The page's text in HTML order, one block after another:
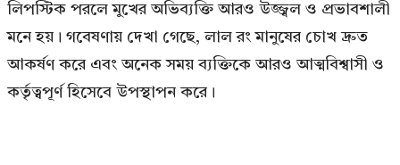
লিপস্টিক পরলে মুখের অভিব্যক্তি আরও উজ্জ্বল ও প্রভাবশালী
মনে হয়। গবেষণায় দেখা গেছে, লাল রং মানুষের চোখ দ্রুত
আকর্ষণ করে এবং অনেক সময় ব্যক্তিকে আরও আত্মবিশ্বাসী ও
কর্তৃত্বপূর্ণ হিসেবে উপস্থাপন করে।